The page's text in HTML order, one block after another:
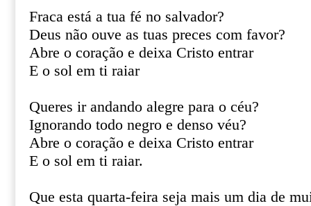
Fraca está a tua fé no salvador?
Deus não ouve as tuas preces com favor?
Abre o coração e deixa Cristo entrar
E o sol em ti raiar
Queres ir andando alegre para o céu?
Ignorando todo negro e denso véu?
Abre o coração e deixa Cristo entrar
E o sol em ti raiar.
Que esta quarta-feira seja mais um dia de